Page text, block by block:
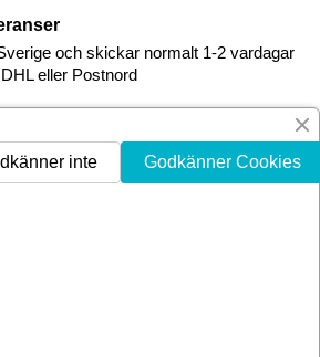
och skickar normalt 1-2 vardagar
eller Postnord
får du pengarna tillbaka inom 30-dagar.
Godkänner Cookies
inte